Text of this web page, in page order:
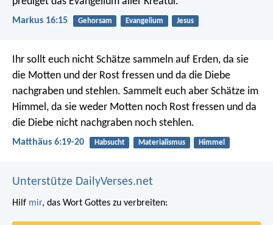
Markus 16:15 Gehorsam Evangelium Jesus
Ihr sollt euch nicht Schätze sammeln auf Erden, da sie
die Motten und der Rost fressen und da die Diebe
nachgraben und stehlen. Sammelt euch aber Schätze im
Himmel, da sie weder Motten noch Rost fressen und da
die Diebe nicht nachgraben noch stehlen.
Matthäus 6:19-20 Habsucht Materialismus Himmel
Unterstütze DailyVerses.net
Hilf mir, das Wort Gottes zu verbreiten: